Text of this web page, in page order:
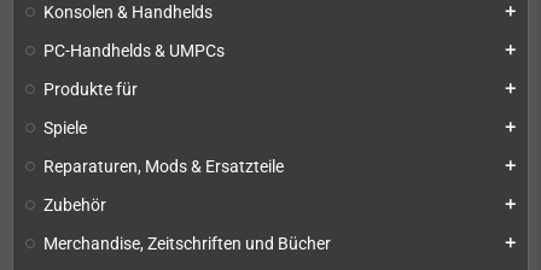
Konsolen & Handhelds add
PC-Handhelds & UMPCs add
Produkte für add
Spiele add
Reparaturen, Mods & Ersatzteile add
Zubehör add
Merchandise, Zeitschriften und Bücher add